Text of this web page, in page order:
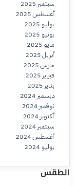
سبتمبر 2025
أغسطس 2025
يوليو 2025
يونيو 2025
مايو 2025
أبريل 2025
مارس 2025
فبراير 2025
يناير 2025
ديسمبر 2024
نوفمبر 2024
أكتوبر 2024
سبتمبر 2024
أغسطس 2024
يوليو 2024
الطقس